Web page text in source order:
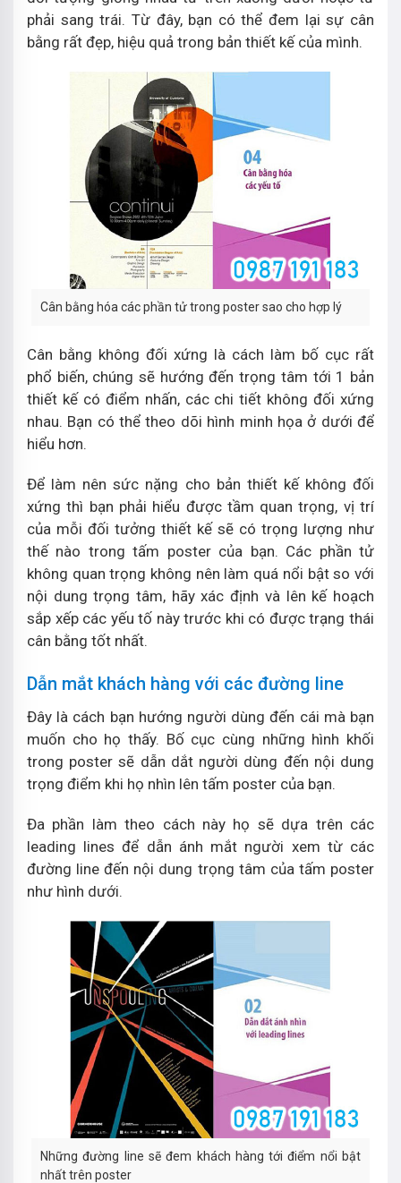
phải sang trái. Từ đây, bạn có thể đem lại sự cân
bằng rất đẹp, hiệu quả trong bản thiết kế của mình.
Cân bằng hóa các phần tử trong poster sao cho hợp lý
Cân bằng không đối xứng là cách làm bố cục rất
phổ biến, chúng sẽ hướng đến trọng tâm tới 1 bản
thiết kế có điểm nhấn, các chi tiết không đối xứng
nhau. Bạn có thể theo dõi hình minh họa ở dưới để
hiểu hơn.
Để làm nên sức nặng cho bản thiết kế không đối
xứng thì bạn phải hiểu được tầm quan trọng, vị trí
của mỗi đối tưởng thiết kế sẽ có trọng lượng như
thế nào trong tấm poster của bạn. Các phần tử
không quan trọng không nên làm quá nổi bật so với
nội dung trọng tâm, hãy xác định và lên kế hoạch
sắp xếp các yếu tố này trước khi có được trạng thái
cân bằng tốt nhất.
Dẫn mắt khách hàng với các đường line
Đây là cách bạn hướng người dùng đến cái mà bạn
muốn cho họ thấy. Bố cục cùng những hình khối
trong poster sẽ dẫn dắt người dùng đến nội dung
trọng điểm khi họ nhìn lên tấm poster của bạn.
Đa phần làm theo cách này họ sẽ dựa trên các
leading lines để dẫn ánh mắt người xem từ các
đường line đến nội dung trọng tâm của tấm poster
như hình dưới.
Những đường line sẽ đem khách hàng tới điểm nổi bật
nhất trên poster